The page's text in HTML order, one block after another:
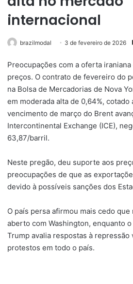
internacional
brazilmodal 3 de fevereiro de 2026
Preocupações com a oferta
preços. O contrato de fevereiro do
na Bolsa de Mercadorias de Nova
em moderada alta de 0,64%,
vencimento de março do Brent
Intercontinental Exchange (ICE),
63,87/barril.
Neste pregão, deu suporte aos
preocupações de que as
devido à possíveis sanções dos
O país persa afirmou mais cedo que
aberto com Washington, enquanto
Trump avalia respostas à repressão
protestos em todo o país.